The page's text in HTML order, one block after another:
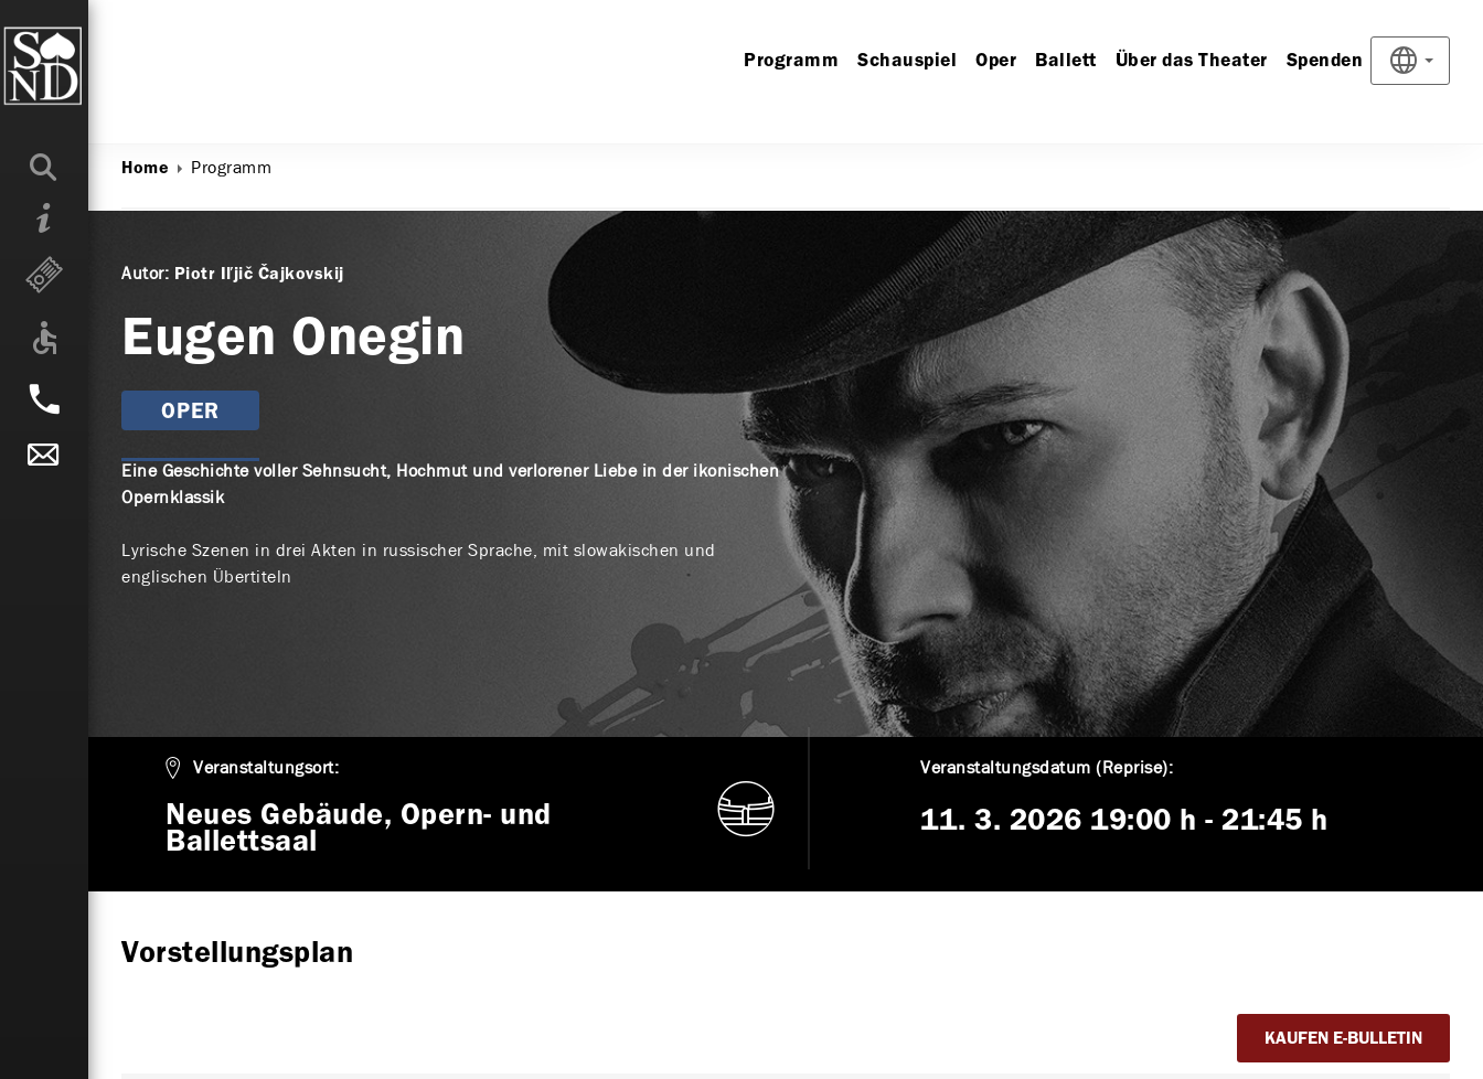
Programm Schauspiel Oper Ballett Über das Theater Spenden
Home Programm
Autor: Piotr Iľjič Čajkovskij
Eugen Onegin
OPER
Eine Geschichte voller Sehnsucht, Hochmut und verlorener Liebe in der ikonischen
Opernklassik
Lyrische Szenen in drei Akten in russischer Sprache, mit slowakischen und
englischen Übertiteln
Veranstaltungsort:
Neues Gebäude, Opern- und
Ballettsaal
Veranstaltungsdatum (Reprise):
11. 3. 2026 19:00 h - 21:45 h
Vorstellungsplan
KAUFEN E-BULLETIN